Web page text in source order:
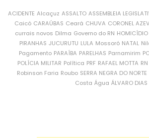
ACIDENTE Alcaçuz ASSALTO ASSEMBLEIA
Caicó CARAÚBAS Ceará CHUVA CORONEL
currais novos Dilma Governo do RN HOMICÍDIO
PIRANHAS JUCURUTU LULA Mossoró NATAL
Pagamento PARAÍBA PARELHAS Parnamirim
POLÍCIA MILITAR Política PRF RAFAEL MOTTA RN
Robinson Faria Roubo SERRA NEGRA DO NORTE
Costa Água ÁLVARO DIAS